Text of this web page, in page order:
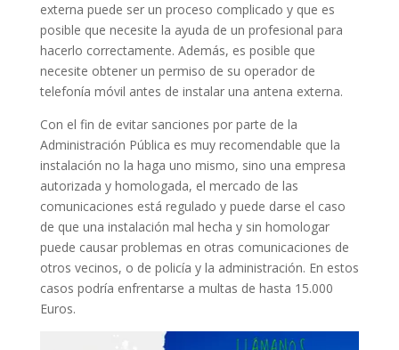
externa puede ser un proceso complicado y que es
posible que necesite la ayuda de un profesional para
hacerlo correctamente. Además, es posible que
necesite obtener un permiso de su operador de
telefonía móvil antes de instalar una antena externa.
Con el fin de evitar sanciones por parte de la
Administración Pública es muy recomendable que la
instalación no la haga uno mismo, sino una empresa
autorizada y homologada, el mercado de las
comunicaciones está regulado y puede darse el caso
de que una instalación mal hecha y sin homologar
puede causar problemas en otras comunicaciones de
otros vecinos, o de policía y la administración. En estos
casos podría enfrentarse a multas de hasta 15.000
Euros.